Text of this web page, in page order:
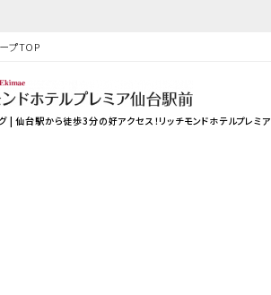
プTOP
| 仙台駅から徒歩3分の好アクセス！リッチモンドホテルプレミア